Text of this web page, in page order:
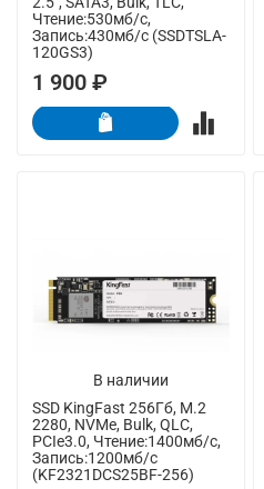
Чтение:530мб/с,
Запись:430мб/с (SSDTSLA-
120GS3)
1 900 ₽
В наличии
SSD KingFast 256Гб, M.2
2280, NVMe, Bulk, QLC,
PCIe3.0, Чтение:1400мб/с,
Запись:1200мб/с
(KF2321DCS25BF-256)